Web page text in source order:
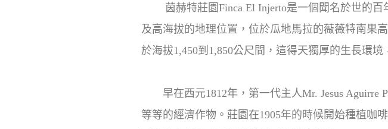
茵赫特莊園Finca El Injerto是一個聞名於世的百
及高海拔的地理位置，位於瓜地馬拉的薇薇特南果
於海拔1,450到1,850公尺間，這得天獨厚的生長環境
早在西元1812年，第一代主人Mr. Jesus Aguirre
等等的經濟作物。莊園在1905年的時候開始種植咖